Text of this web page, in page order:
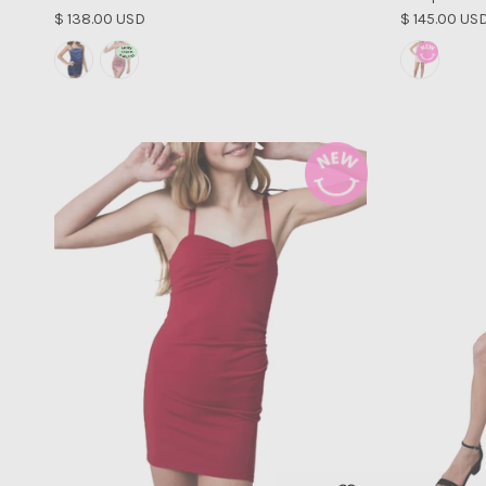
Precio normal
$ 138.00 USD
Precio
$ 145.00